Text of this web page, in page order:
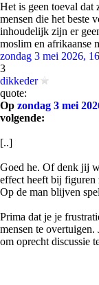
Het is geen toeval dat
mensen die het beste
inhoudelijk zijn er
moslim en afrikaanse
zondag 3 mei 2026,
3
dikkeder
quote:
Op zondag 3 mei
volgende:
[..]
Goed he. Of denk jij
effect heeft bij figuren
Op de man blijven
Prima dat je je
mensen te overtuigen.
om oprecht discussie